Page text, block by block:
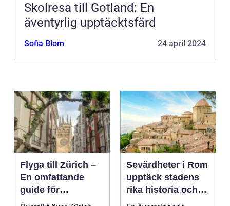
Skolresa till Gotland: En
äventyrlig upptäcktsfärd
Sofia Blom 24 april 2024
Flyga till Zürich –
En omfattande
guide för
resenärer
Sevärdheter i Rom
upptäck stadens
rika historia och
kulturella skatter